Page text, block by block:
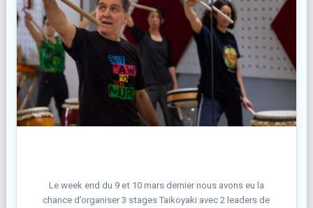
Le week end du 9 et 10 mars dernier nous avons eu la
chance d’organiser 3 stages Taikoyaki avec 2 leaders de